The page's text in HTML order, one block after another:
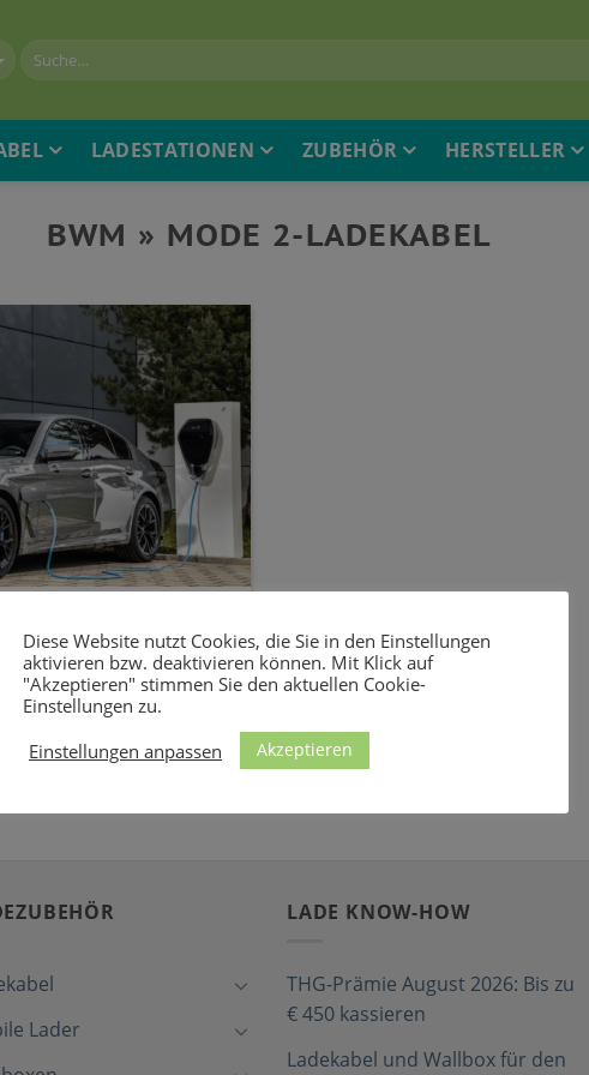
LADESTATIONEN ZUBEHÖR HERSTELLER
BWM » MODE 2-LADEKABEL
den BMW 545e
mit einer maximalen
[...]
Lader
LADE KNOW-HOW
THG-Prämie August 2026: Bis zu
€ 450 kassieren
Ladekabel und Wallbox für den
Diese Website nutzt Cookies, die Sie in den Einstellungen
aktivieren bzw. deaktivieren können. Mit Klick auf
"Akzeptieren" stimmen Sie den aktuellen Cookie-
Einstellungen zu.
Einstellungen anpassen
Akzeptieren